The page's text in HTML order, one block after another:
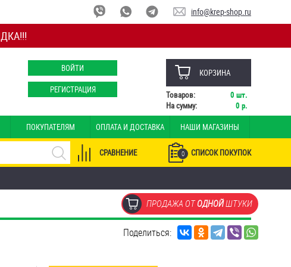
info@krep-shop.ru
ВОЙТИ
РЕГИСТРАЦИЯ
КОРЗИНА
Товаров: 0 шт.
На сумму:
0 р.
ПОКУПАТЕЛЯМ ОПЛАТА И ДОСТАВКА НАШИ МАГАЗИНЫ
0 СПИСОК ПОКУПОК
СРАВНЕНИЕ
ПРОДАЖА ОТОДНОЙШТУКИ
Поделиться: